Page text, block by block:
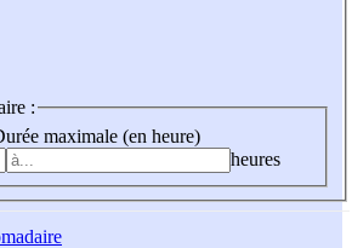
:
maximale (en heure)
heures